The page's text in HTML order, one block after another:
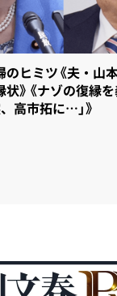
のヒミツ《夫・山
》《ナゾの復縁
高市拓に…」》